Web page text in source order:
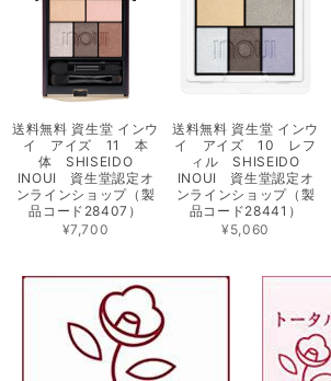
送料無料 資生堂 インウ
イ アイズ 11 本
体 SHISEIDO
INOUI 資生堂認定オ
ンラインショップ（製
品コード28407）
¥7,700
送料無料 資生堂 インウ
イ アイズ 10 レフ
ィル SHISEIDO
INOUI 資生堂認定オ
ンラインショップ（製
品コード28441）
¥5,060